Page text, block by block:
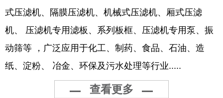
式压滤机、隔膜压滤机、机械式压滤机、厢式压滤
机、 压滤机专用滤板、系列板框、压滤机专用泵、振
动筛等 ，广泛应用于化工、制药、食品、石油、造
纸、淀粉、 冶金、环保及污水处理等行业.....
查看更多